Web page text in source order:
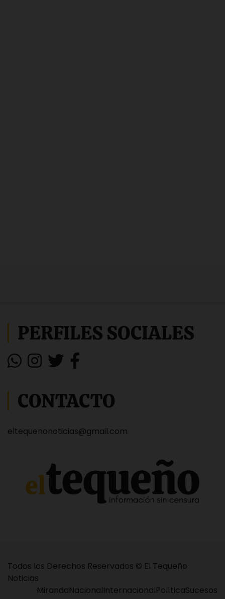
PERFILES SOCIALES
CONTACTO
eltequenonoticias@gmail.com
Todos los Derechos Reservados © El Tequeño
Noticias
MirandaNacionalInternacionalPolíticaSucesos